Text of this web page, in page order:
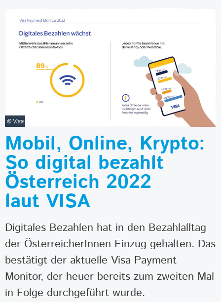
© Visa
Mobil, Online, Krypto:
So digital bezahlt
Österreich 2022
laut VISA
Digitales Bezahlen hat in den Bezahlalltag
der ÖsterreicherInnen Einzug gehalten. Das
bestätigt der aktuelle Visa Payment
Monitor, der heuer bereits zum zweiten Mal
in Folge durchgeführt wurde.